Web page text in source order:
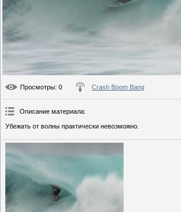
Просмотры: 0 Crash Boom Bang
Описание материала:
Убежать от волны практически невозможно.